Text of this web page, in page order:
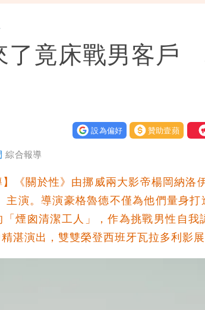
「整件掉出裙底」 OL哀號：在同事
了竟床戰男客戶
設為偏好 贊助壹蘋 我
綜合報導
】《關於性》由挪威兩大影帝楊岡納
演。導演豪格魯德不僅為他們量身打
煙囪清潔工人」，作為挑戰男性自
湛演出，雙雙榮登西班牙瓦拉多利影展